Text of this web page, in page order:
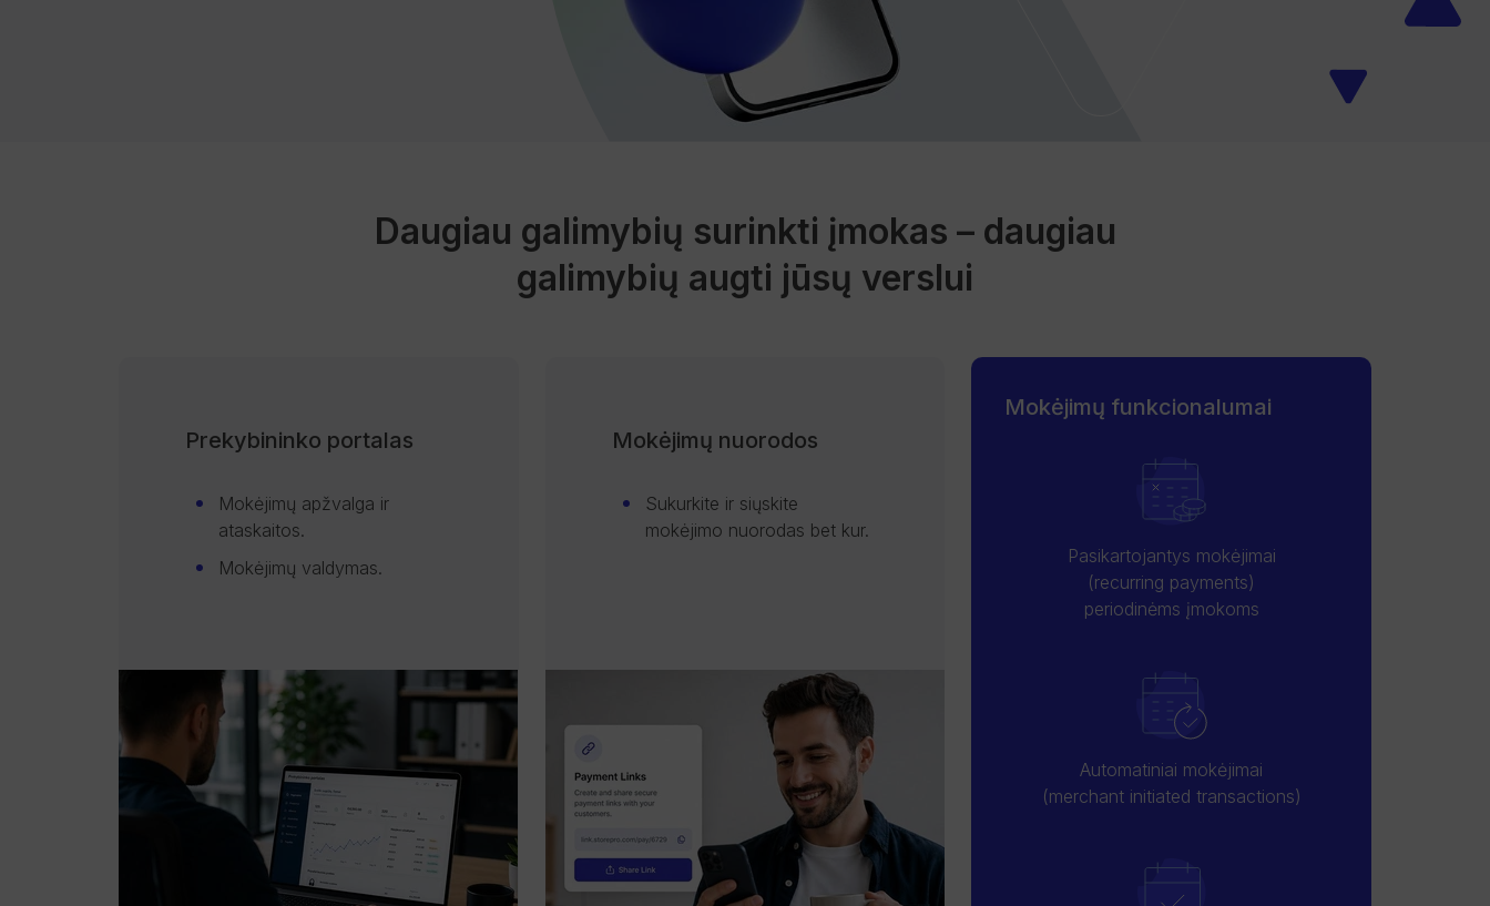
Daugiau galimybių surinkti įmokas – daugiau
galimybių augti jūsų verslui
Prekybininko portalas
Mokėjimų apžvalga ir
ataskaitos.
Mokėjimų valdymas.
Mokėjimų nuorodos
Sukurkite ir siųskite
mokėjimo nuorodas bet kur.
Mokėjimų funkcionalumai
Pasikartojantys mokėjimai
(recurring payments)
periodinėms įmokoms
Automatiniai mokėjimai
(merchant initiated transactions)